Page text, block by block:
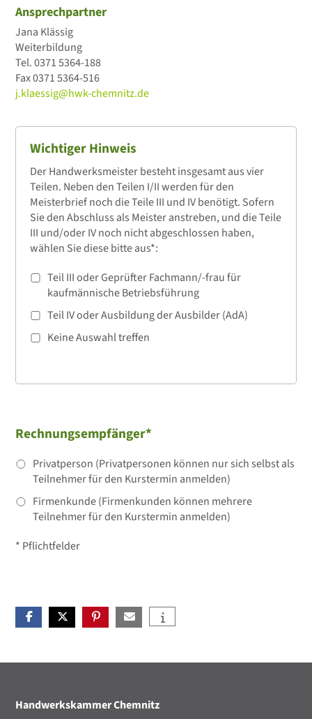
Ansprechpartner
Jana Klässig
Weiterbildung
Tel.0371 5364-188
Fax0371 5364-516
j.klaessig@hwk-chemnitz.de
Wichtiger Hinweis
Der Handwerksmeister besteht insgesamt aus vier
Teilen. Neben den Teilen I/II werden für den
Meisterbrief noch die Teile III und IV benötigt. Sofern
Sie den Abschluss als Meister anstreben, und die Teile
III und/oder IV noch nicht abgeschlossen haben,
wählen Sie diese bitte aus*:
Teil III oder Geprüfter Fachmann/-frau für
kaufmännische Betriebsführung
Teil IV oder Ausbildung der Ausbilder (AdA)
Keine Auswahl treffen
Rechnungsempfänger*
Privatperson (Privatpersonen können nur sich selbst als
Teilnehmer für den Kurstermin anmelden)
Firmenkunde (Firmenkunden können mehrere
Teilnehmer für den Kurstermin anmelden)
* Pflichtfelder
Handwerkskammer Chemnitz